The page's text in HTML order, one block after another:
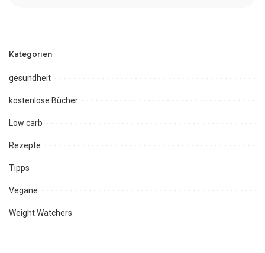
Kategorien
gesundheit
kostenlose Bücher
Low carb
Rezepte
Tipps
Vegane
Weight Watchers